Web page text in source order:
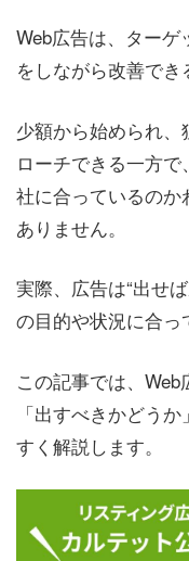
Web広告は、ター
をしながら改善でき
少額から始められ
ローチできる一方
社に合っているのか
ありません。
実際、広告は“出せ
の目的や状況に合っ
この記事では、Web
「出すべきかどう
すく解説します。